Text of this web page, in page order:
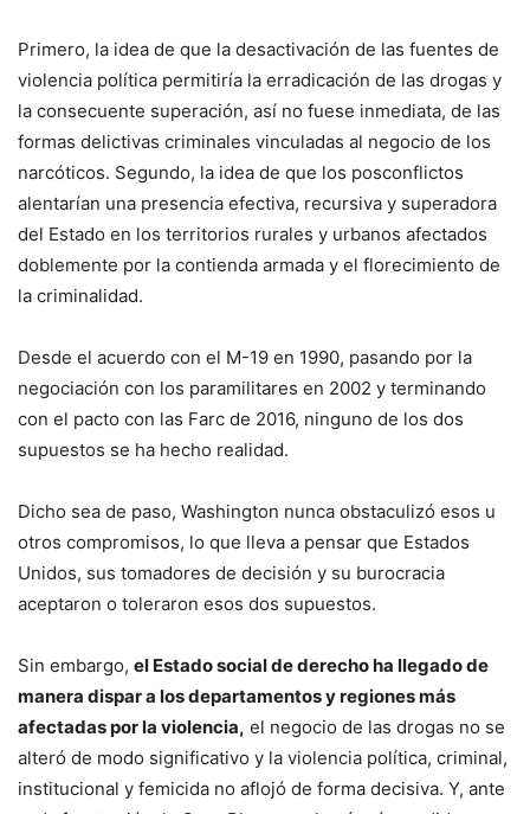
Primero, la idea de que la desactivación de las fuentes de
violencia política permitiría la erradicación de las drogas y
la consecuente superación, así no fuese inmediata, de las
formas delictivas criminales vinculadas al negocio de los
narcóticos. Segundo, la idea de que los posconflictos
alentarían una presencia efectiva, recursiva y superadora
del Estado en los territorios rurales y urbanos afectados
doblemente por la contienda armada y el florecimiento de
la criminalidad.
Desde el acuerdo con el M-19 en 1990, pasando por la
negociación con los paramilitares en 2002 y terminando
con el pacto con las Farc de 2016, ninguno de los dos
supuestos se ha hecho realidad.
Dicho sea de paso, Washington nunca obstaculizó esos u
otros compromisos, lo que lleva a pensar que Estados
Unidos, sus tomadores de decisión y su burocracia
aceptaron o toleraron esos dos supuestos.
Sin embargo, el Estado social de derecho ha llegado de
manera dispar a los departamentos y regiones más
afectadas por la violencia, el negocio de las drogas no se
alteró de modo significativo y la violencia política, criminal,
institucional y femicida no aflojó de forma decisiva. Y, ante